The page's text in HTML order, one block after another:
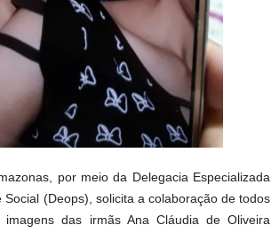
por meio da Delegacia Especializada
Social (Deops), solicita a colaboração de todos
imagens das irmãs Ana Cláudia de Oliveira